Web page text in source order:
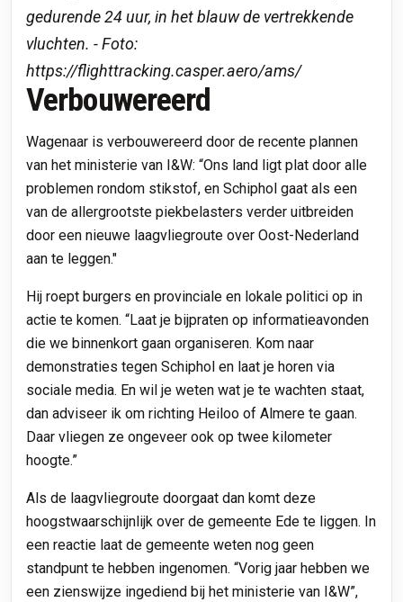
gedurende 24 uur, in het blauw de vertrekkende
vluchten. - Foto:
https://flighttracking.casper.aero/ams/
Verbouwereerd
Wagenaar is verbouwereerd door de recente plannen
van het ministerie van I&W: “Ons land ligt plat door alle
problemen rondom stikstof, en Schiphol gaat als een
van de allergrootste piekbelasters verder uitbreiden
door een nieuwe laagvliegroute over Oost-Nederland
aan te leggen."
Hij roept burgers en provinciale en lokale politici op in
actie te komen. “Laat je bijpraten op informatieavonden
die we binnenkort gaan organiseren. Kom naar
demonstraties tegen Schiphol en laat je horen via
sociale media. En wil je weten wat je te wachten staat,
dan adviseer ik om richting Heiloo of Almere te gaan.
Daar vliegen ze ongeveer ook op twee kilometer
hoogte.”
Als de laagvliegroute doorgaat dan komt deze
hoogstwaarschijnlijk over de gemeente Ede te liggen. In
een reactie laat de gemeente weten nog geen
standpunt te hebben ingenomen. “Vorig jaar hebben we
een zienswijze ingediend bij het ministerie van I&W”,